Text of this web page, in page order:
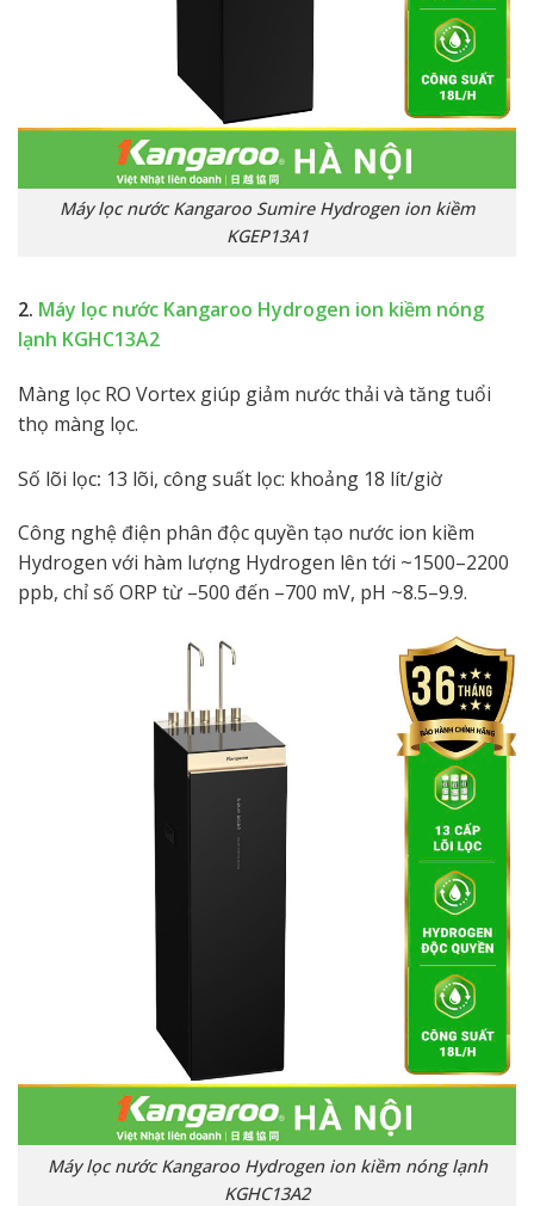
Máy lọc nước Kangaroo Sumire Hydrogen ion kiềm
KGEP13A1
2. Máy lọc nước Kangaroo Hydrogen ion kiềm nóng
lạnh KGHC13A2
Màng lọc RO Vortex giúp giảm nước thải và tăng tuổi
thọ màng lọc.
Số lõi lọc: 13 lõi, công suất lọc: khoảng 18 lít/giờ
Công nghệ điện phân độc quyền tạo nước ion kiềm
Hydrogen với hàm lượng Hydrogen lên tới ~1500–2200
ppb, chỉ số ORP từ –500 đến –700 mV, pH ~8.5–9.9.
Máy lọc nước Kangaroo Hydrogen ion kiềm nóng lạnh
KGHC13A2